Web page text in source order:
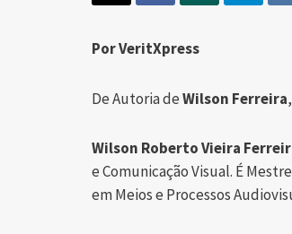
Por VeritXpress
De Autoria deWilson Ferreira
Wilson Roberto Vieira
e Comunicação Visual. É
em Meios e Processos